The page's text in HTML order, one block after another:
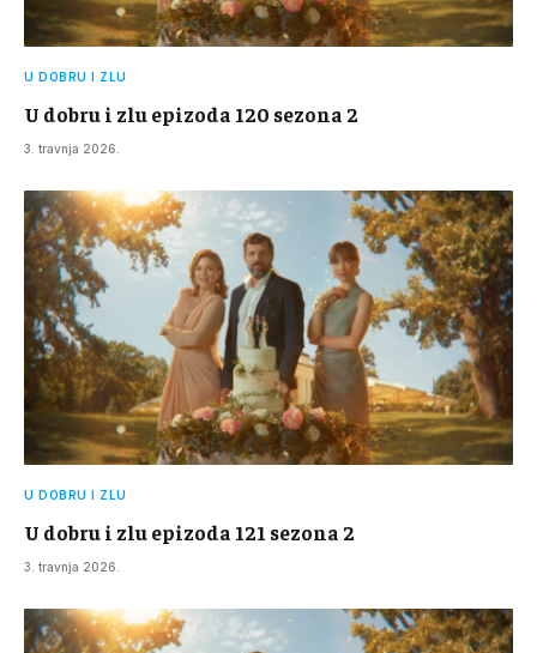
U DOBRU I ZLU
U dobru i zlu epizoda 120 sezona 2
3. travnja 2026.
U DOBRU I ZLU
U dobru i zlu epizoda 121 sezona 2
3. travnja 2026.